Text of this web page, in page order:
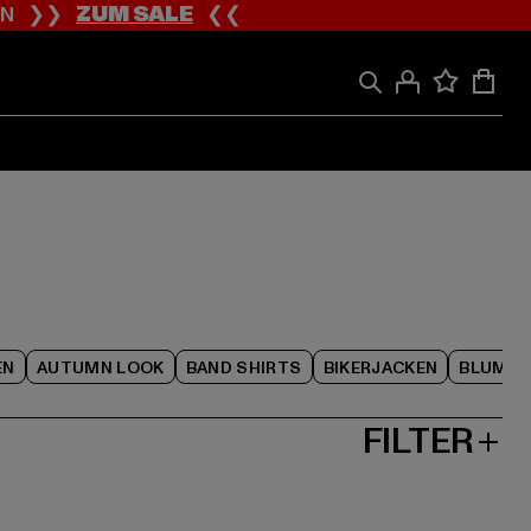
❯❯ZUM SALE❮❮
AUTUMN LOOK BAND SHIRTS BIKERJACKEN
FILTER